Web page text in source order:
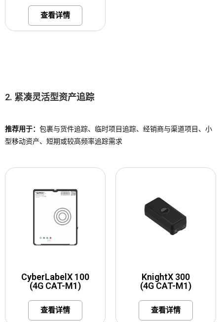
查看详情
2. 紧凑灵活型资产追踪
推荐用于： 包裹与货件追踪、临时项目追踪、经销商与渠道项目、小
型移动资产、短期或较高频率追踪需求
CyberLabelX 100
(4G CAT-M1)
查看详情
KnightX 300
(4G CAT-M1)
查看详情